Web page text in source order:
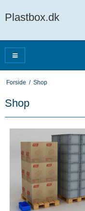
Plastbox.dk
Forside / Shop
Shop